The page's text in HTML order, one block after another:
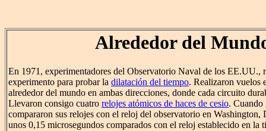
Alrededor del
En 1971, experimentadores del Observatorio Naval de los EE.UU.,
experimento para probar la dilatación del tiempo. Realizaron vuelos
alrededor del mundo en ambas direcciones, donde cada circuito
Llevaron consigo cuatro relojes atómicos de haces de cesio. Cuando
compararon sus relojes con el reloj del observatorio en Washington,
unos 0,15 microsegundos comparados con el reloj establecido en la